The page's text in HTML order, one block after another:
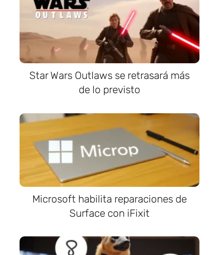
Star Wars Outlaws se retrasará más
de lo previsto
Microsoft habilita reparaciones de
Surface con iFixit